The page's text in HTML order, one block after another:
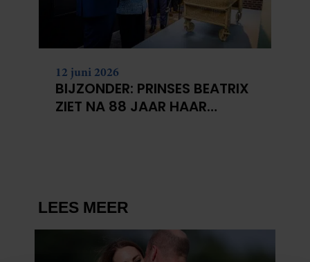
12 juni 2026
BIJZONDER: PRINSES BEATRIX
ZIET NA 88 JAAR HAAR